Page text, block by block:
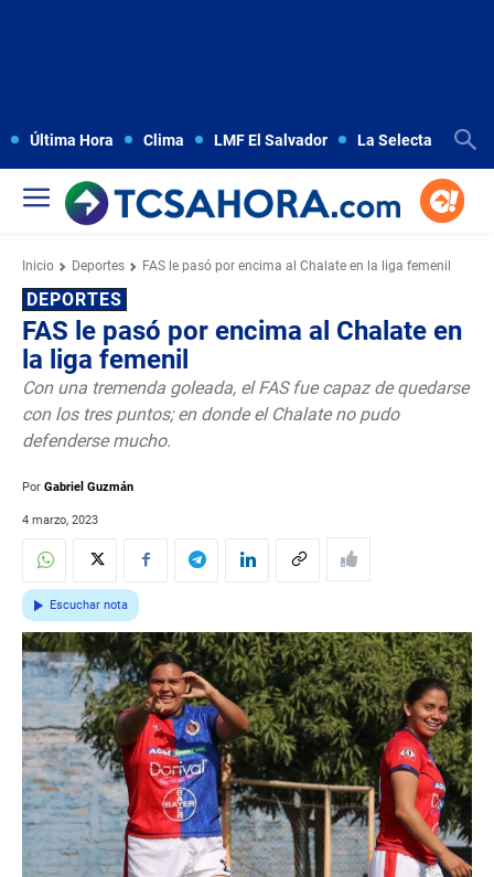
Última Hora Clima LMF El Salvador La Selecta
Inicio Deportes FAS le pasó por encima al Chalate en la liga femenil
DEPORTES
FAS le pasó por encima al Chalate en
la liga femenil
Con una tremenda goleada, el FAS fue capaz de quedarse
con los tres puntos; en donde el Chalate no pudo
defenderse mucho.
Por Gabriel Guzmán
4 marzo, 2023
Escuchar nota